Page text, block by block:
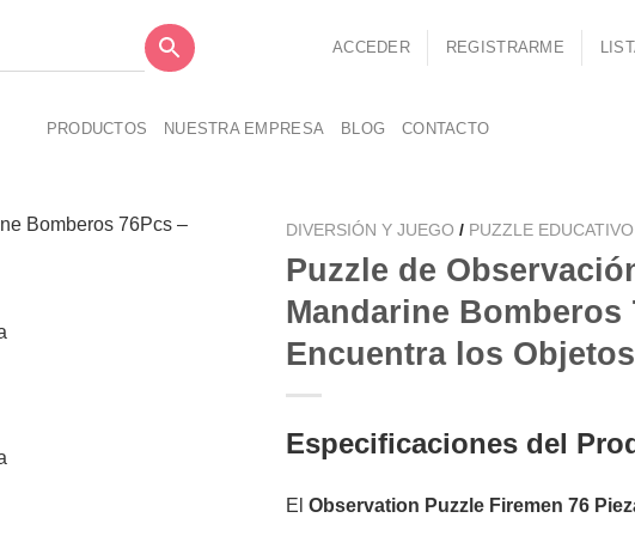
ACCEDER REGISTRARME
PRODUCTOS NUESTRA EMPRESA BLOG CONTACTO
DIVERSIÓN Y JUEGO / PUZZLE EDUCATIVO
Puzzle de
Mandarine Bomberos
Encuentra los
Especificaciones del
El Observation Puzzle Firemen 76